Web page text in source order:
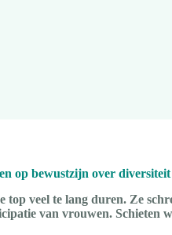
op bewustzijn over
veel te lang duren. Ze
van vrouwen. Schieten